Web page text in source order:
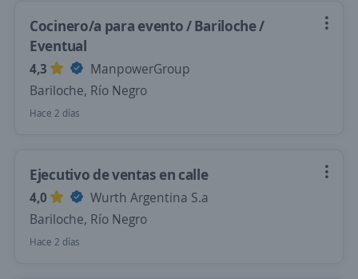
Cocinero/a para evento / Bariloche /
Eventual
4,3
ManpowerGroup
Bariloche, Río Negro
Hace 2 días
Ejecutivo de ventas en calle
4,0
Wurth Argentina S.a
Bariloche, Río Negro
Hace 2 días